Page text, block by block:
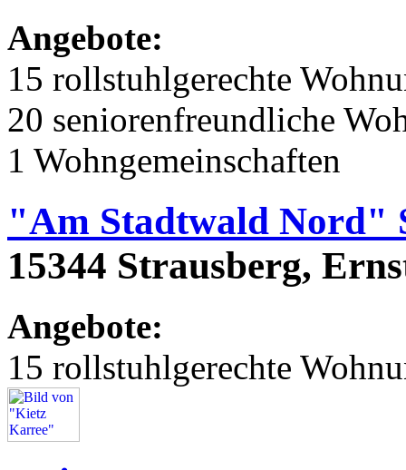
Angebote:
15 rollstuhlgerechte
20 seniorenfreundliche
1 Wohngemeinschaften
"Am Stadtwald Nord"
15344 Strausberg,
Angebote:
15 rollstuhlgerechte